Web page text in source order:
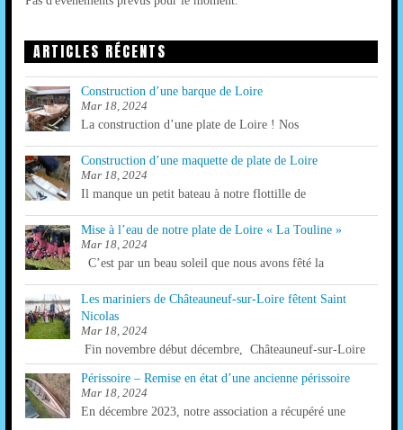
EVÉNEMENTS
ARTICLES RÉCENTS
Construction d’une barque de Loire
Mar 18, 2024
La construction d’une plate de Loire ! Nos
Construction d’une maquette de plate de Loire
Mar 18, 2024
Il manque un petit bateau à notre flottille de